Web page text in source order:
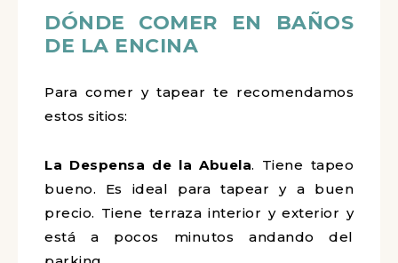
DÓNDE COMER EN BAÑOS
DE LA ENCINA
Para comer y tapear te recomendamos
estos sitios:
La Despensa de la Abuela. Tiene tapeo
bueno. Es ideal para tapear y a buen
precio. Tiene terraza interior y exterior y
está a pocos minutos andando del